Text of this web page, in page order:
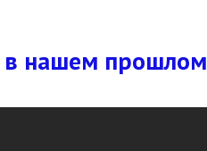
в нашем прошлом